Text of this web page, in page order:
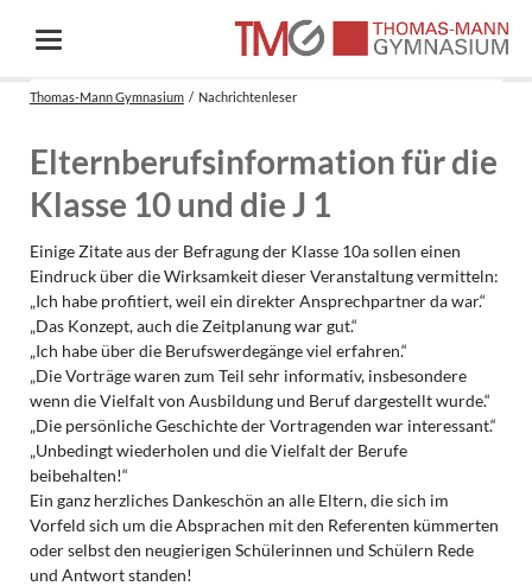
Thomas-Mann Gymnasium Nachrichtenleser
Elternberufsinformation für die
Klasse 10 und die J 1
Einige Zitate aus der Befragung der Klasse 10a sollen einen
Eindruck über die Wirksamkeit dieser Veranstaltung vermitteln:
„Ich habe profitiert, weil ein direkter Ansprechpartner da war.“
„Das Konzept, auch die Zeitplanung war gut.“
„Ich habe über die Berufswerdegänge viel erfahren.“
„Die Vorträge waren zum Teil sehr informativ, insbesondere
wenn die Vielfalt von Ausbildung und Beruf dargestellt wurde.“
„Die persönliche Geschichte der Vortragenden war interessant.“
„Unbedingt wiederholen und die Vielfalt der Berufe
beibehalten!“
Ein ganz herzliches Dankeschön an alle Eltern, die sich im
Vorfeld sich um die Absprachen mit den Referenten kümmerten
oder selbst den neugierigen Schülerinnen und Schülern Rede
und Antwort standen!